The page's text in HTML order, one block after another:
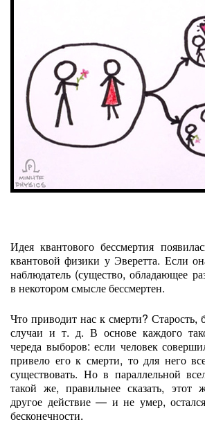
Идея квантового бессмертия
квантовой физики у Эверетта. Если
наблюдатель (существо, обладающее
в некотором смысле бессмертен.
Что приводит нас к смерти? Старость,
случаи и т. д. В основе каждого
череда выборов: если человек
привело его к смерти, то для него
существовать. Но в параллельной
такой же, правильнее сказать, этот
другое действие — и не умер,
бесконечности.